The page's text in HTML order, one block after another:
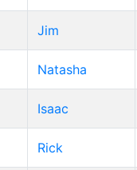
Jim
Natasha
Isaac
Rick